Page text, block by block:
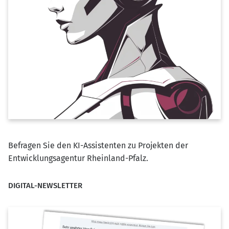
Befragen Sie den KI-Assistenten zu Projekten der
Entwicklungsagentur Rheinland-Pfalz.
DIGITAL-NEWSLETTER